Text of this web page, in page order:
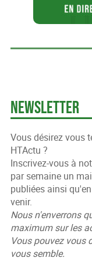
Newsletter
Vous désirez vous
HTActu ?
Inscrivez-vous à
par semaine un
publiées ainsi
venir.
Nous n'enverrons
maximum sur les
Vous pouvez vous
vous semble.